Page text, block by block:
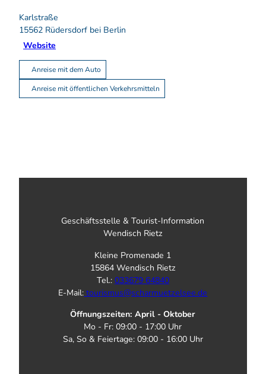
Karlstraße
15562 Rüdersdorf bei Berlin
Website
Anreise mit dem Auto
Anreise mit öffentlichen Verkehrsmitteln
Geschäftsstelle & Tourist-Information
Wendisch Rietz
Kleine Promenade 1
15864 Wendisch Rietz
Tel.: 033679 64840
E-Mail: tourismus@scharmuetzelsee.de
Öffnungszeiten: April - Oktober
Mo - Fr: 09:00 - 17:00 Uhr
Sa, So & Feiertage: 09:00 - 16:00 Uhr